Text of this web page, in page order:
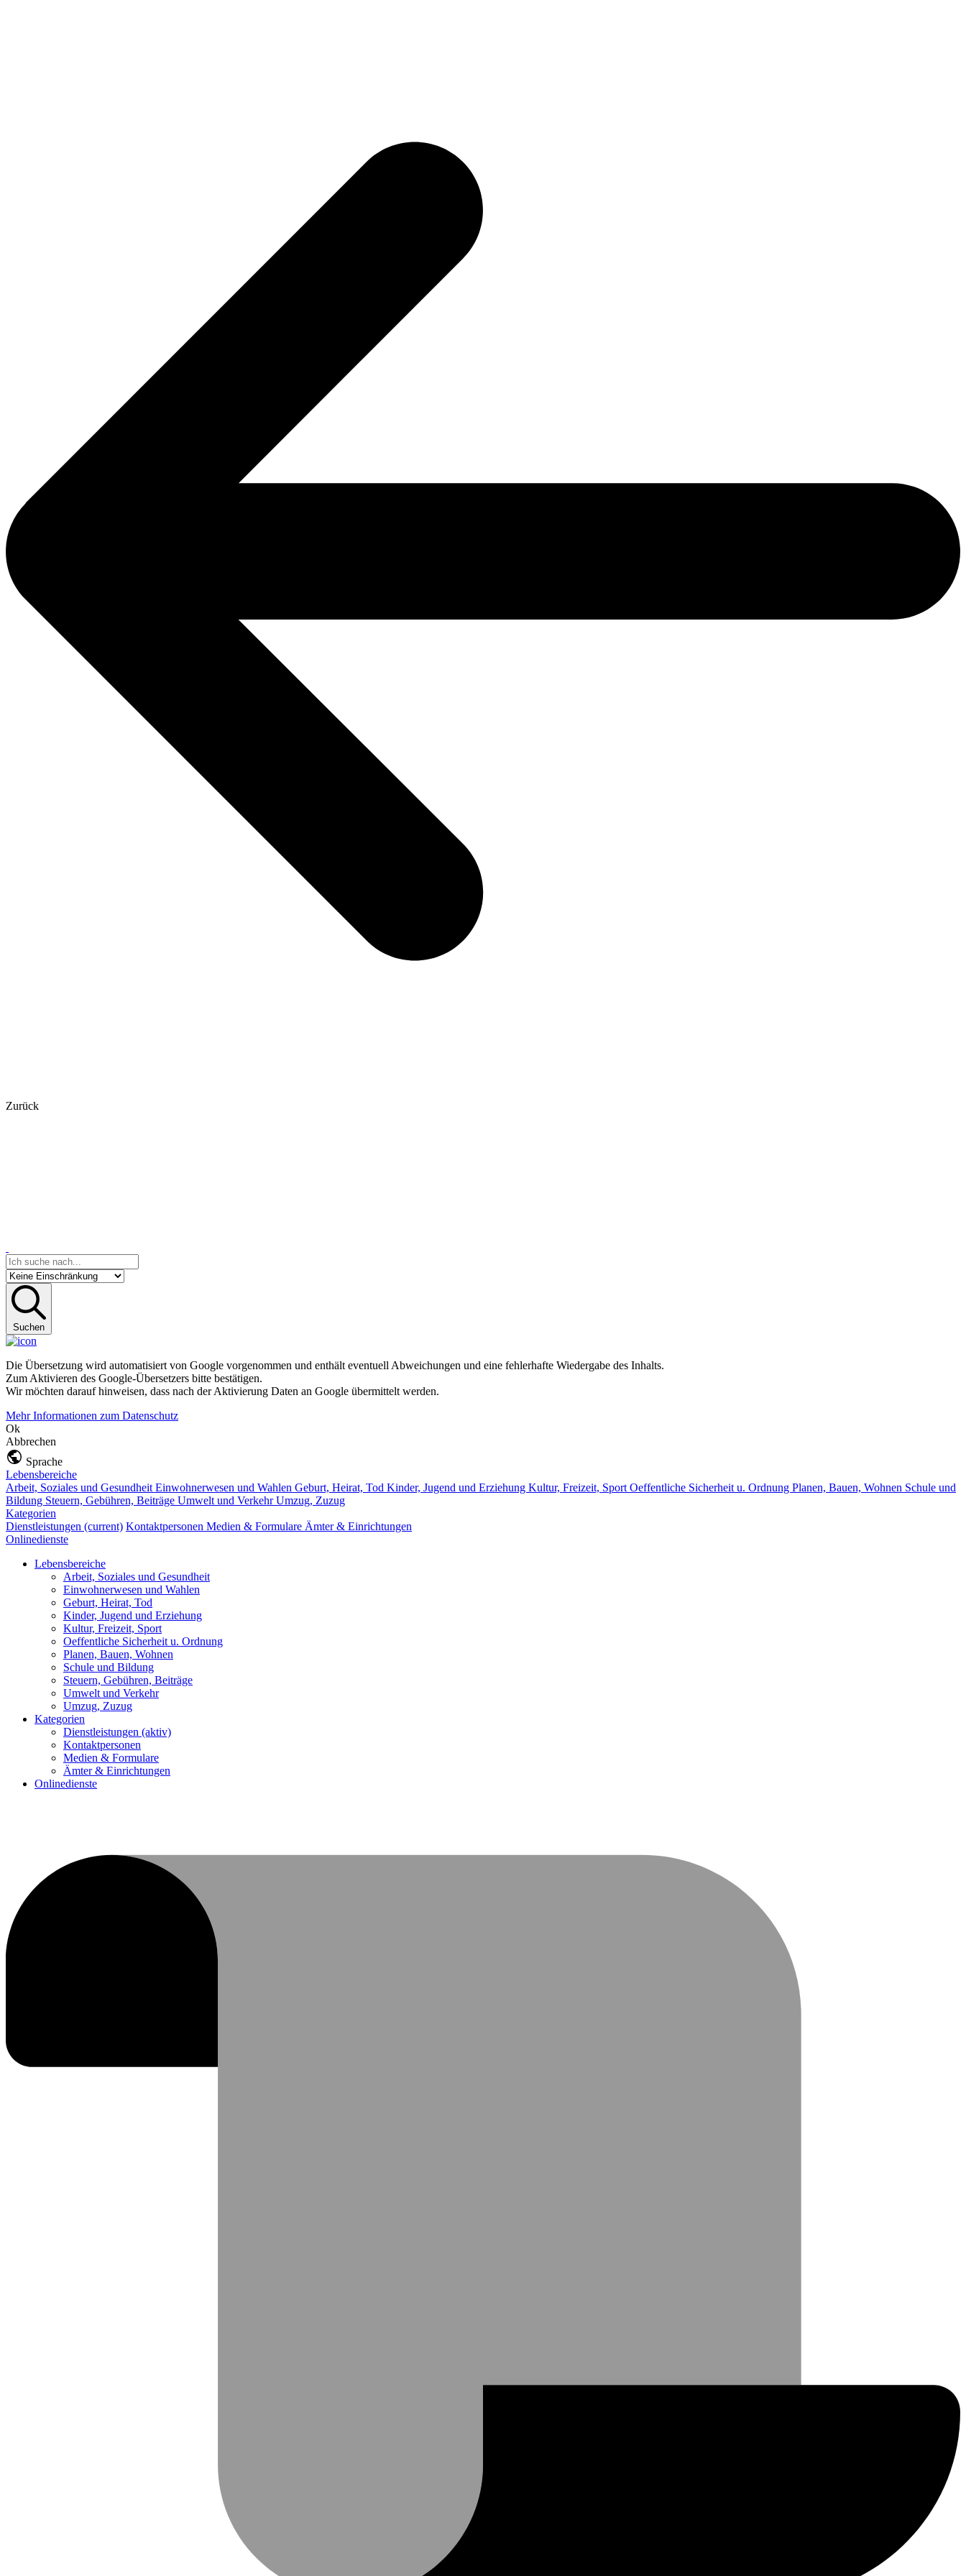
Zurück
Suchen
Die Übersetzung wird automatisiert von Google vorgenommen und enthält eventuell Abweichungen und eine fehlerhafte Wiedergabe des Inhalts.
Zum Aktivieren des Google-Übersetzers bitte bestätigen.
Wir möchten darauf hinweisen, dass nach der Aktivierung Daten an Google übermittelt werden.
Mehr Informationen zum Datenschutz
Ok
Abbrechen
Sprache
Lebensbereiche
Arbeit, Soziales und Gesundheit Einwohnerwesen und Wahlen Geburt, Heirat, Tod Kinder, Jugend und Erziehung Kultur, Freizeit, Sport Oeffentliche Sicherheit u. Ordnung Planen, Bauen, Wohnen Schule und
Bildung Steuern, Gebühren, Beiträge Umwelt und VerkehrUmzug, Zuzug
Kategorien
Dienstleistungen (current) Kontaktpersonen Medien & Formulare Ämter & Einrichtungen
Onlinedienste
Lebensbereiche
Arbeit, Soziales und Gesundheit
Einwohnerwesen und Wahlen
Geburt, Heirat, Tod
Kinder, Jugend und Erziehung
Kultur, Freizeit, Sport
Oeffentliche Sicherheit u. Ordnung
Planen, Bauen, Wohnen
Schule und Bildung
Steuern, Gebühren, Beiträge
Umwelt und Verkehr
Umzug, Zuzug
Kategorien
Dienstleistungen (aktiv)
Kontaktpersonen
Medien & Formulare
Ämter & Einrichtungen
Onlinedienste